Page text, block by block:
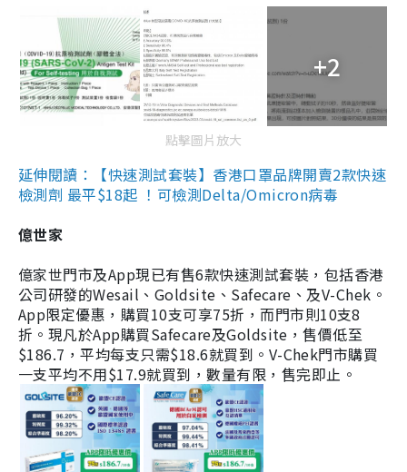
+2
點擊圖片放大
延伸閱讀：【快速測試套裝】香港口罩品牌開賣2款快速
檢測劑 最平$18起 ！可檢測Delta/Omicron病毒
億世家
億家世門市及App現已有售6款快速測試套裝，包括香港
公司研發的Wesail、Goldsite、Safecare、及V-Chek。
App限定優惠，購買10支可享75折，而門市則10支8
折。現凡於App購買Safecare及Goldsite，售價低至
$186.7，平均每支只需$18.6就買到。V-Chek門市購買
一支平均不用$17.9就買到，數量有限，售完即止。